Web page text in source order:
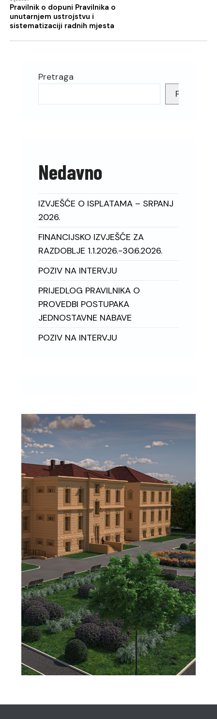
Pravilnik o dopuni Pravilnika o
unutarnjem ustrojstvu i
sistematizaciji radnih mjesta
Pretraga
Pretraga
Nedavno
IZVJEŠĆE O ISPLATAMA – SRPANJ
2026.
FINANCIJSKO IZVJEŠĆE ZA
RAZDOBLJE 1.1.2026.-30.6.2026.
POZIV NA INTERVJU
PRIJEDLOG PRAVILNIKA O
PROVEDBI POSTUPAKA
JEDNOSTAVNE NABAVE
POZIV NA INTERVJU